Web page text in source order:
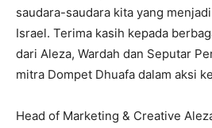
saudara-saudara kita yang
Israel. Terima kasih kepada
dari Aleza, Wardah dan Seputar
mitra Dompet Dhuafa dalam aksi
Head of Marketing & Creative